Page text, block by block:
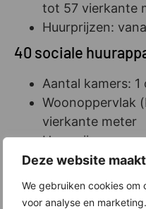
Deze website
We gebruiken cookies om
voor analyse en
tot 57 vierkante
Huurprijzen:
40 sociale
Aantal kamers: 1
Woonoppervlak
vierkante meter
Huurprijzen:
Complete
Panorama.